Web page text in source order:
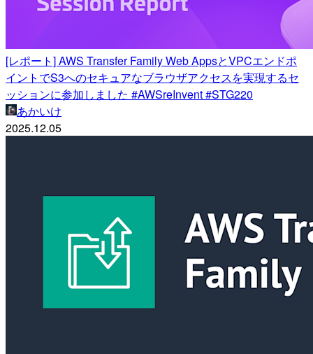
[レポート] AWS Transfer Family Web AppsとVPCエンドポ
イントでS3へのセキュアなブラウザアクセスを実現するセ
ッションに参加しました #AWSreInvent #STG220
あかいけ
2025.12.05